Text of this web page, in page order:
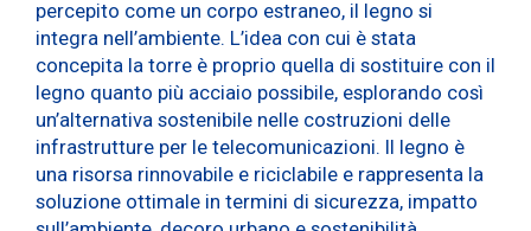
percepito come un corpo estraneo, il legno si
integra nell’ambiente. L’idea con cui è stata
concepita la torre è proprio quella di sostituire con il
legno quanto più acciaio possibile, esplorando così
un’alternativa sostenibile nelle costruzioni delle
infrastrutture per le telecomunicazioni. Il legno è
una risorsa rinnovabile e riciclabile e rappresenta la
soluzione ottimale in termini di sicurezza, impatto